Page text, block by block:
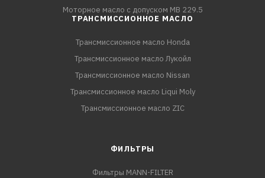
Моторное масло с допуском MB 229.5
ТРАНСМИССИОННОЕ МАСЛО
Трансмиссионное масло Honda
Трансмиссионное масло Лукойл
Трансмиссионное масло Nissan
Трансмиссионное масло Liqui Moly
Трансмиссионное масло ZIC
ФИЛЬТРЫ
Фильтры MANN-FILTER